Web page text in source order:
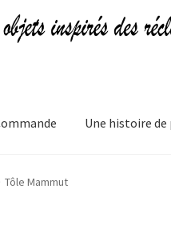
Une histoire
Informations légales
Tôle Mammut